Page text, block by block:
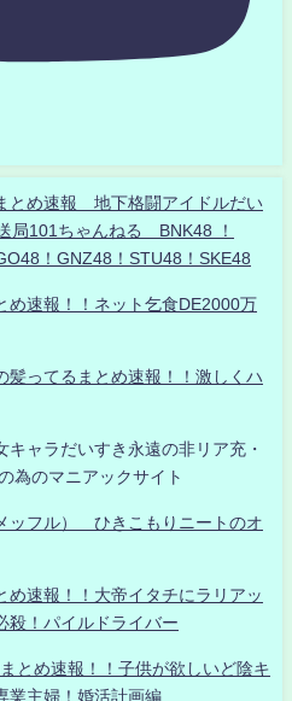
とめ速報 地下格闘アイドルだい
局101ちゃんねる BNK48 ！
！GNZ48！STU48！SKE48
め速報！！ネット乞食DE2000万
髪ってるまとめ速報！！激しくハ
キャラだいすき永遠の非リア充・
為のマニアックサイト
ッフル） ひきこもりニートのオ
め速報！！大帝イタチにラリアッ
殺！パイルドライバー
とめ速報！！子供が欲しいど陰キ
業主婦！婚活計画編